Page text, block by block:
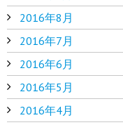
2016年8月
2016年7月
2016年6月
2016年5月
2016年4月